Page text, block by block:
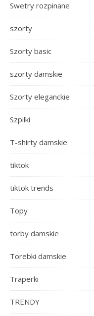
Swetry rozpinane
szorty
Szorty basic
szorty damskie
Szorty eleganckie
Szpilki
T-shirty damskie
tiktok
tiktok trends
Topy
torby damskie
Torebki damskie
Traperki
TRENDY